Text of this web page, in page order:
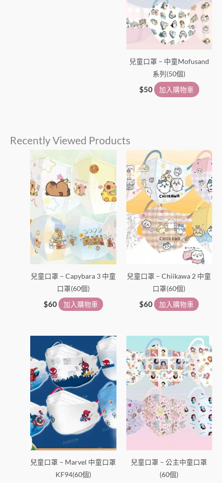
兒童口罩 – 中童Mofusand
系列(50個)
$50 加入購物車
Recently Viewed Products
兒童口罩 – Capybara 3 中童
口罩(60個)
$60 加入購物車
兒童口罩 – Chiikawa 2 中童
口罩(60個)
$60 加入購物車
兒童口罩 – Marvel 中童口罩
KF94(60個)
兒童口罩 – 公主中童口罩
(60個)